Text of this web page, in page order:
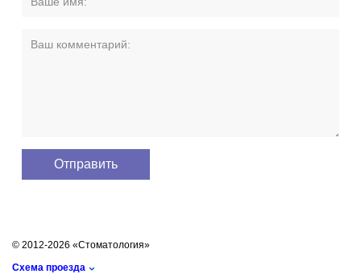
© 2012-2026 «Стоматология»
Схема проезда